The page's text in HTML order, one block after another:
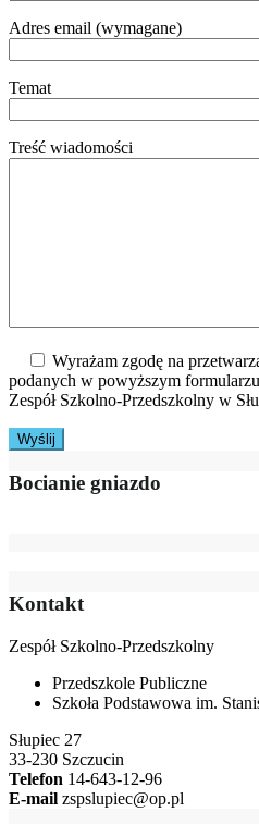
Adres email (wymagane)
Temat
Treść wiadomości
Wyrażam zgodę na
podanych w powyższym
Zespół Szkolno-Przedszkolny w
Bocianie gniazdo
Kontakt
Zespół Szkolno-Przedszkolny
Przedszkole Publiczne
Szkoła Podstawowa im.
Słupiec 27
33-230 Szczucin
Telefon 14-643-12-96
E-mail zspslupiec@op.pl